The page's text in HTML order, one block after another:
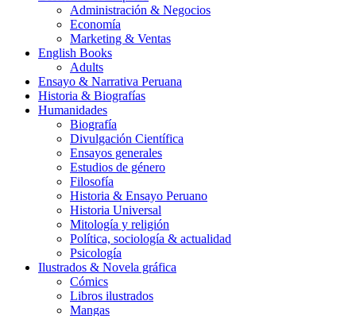
Administración & Negocios
Economía
Marketing & Ventas
English Books
Adults
Ensayo & Narrativa Peruana
Historia & Biografías
Humanidades
Biografía
Divulgación Científica
Ensayos generales
Estudios de género
Filosofía
Historia & Ensayo Peruano
Historia Universal
Mitología y religión
Política, sociología & actualidad
Psicología
Ilustrados & Novela gráfica
Cómics
Libros ilustrados
Mangas